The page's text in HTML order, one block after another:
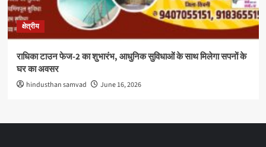
क्षेत्रीय
राधिका टाउन फेज-2 का शुभारंभ, आधुनिक सुविधाओं के साथ मिलेगा सपनों के
घर का अवसर
hindusthan samvad June 16, 2026